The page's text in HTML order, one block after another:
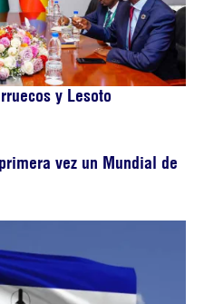
y Lesoto
vez un Mundial de